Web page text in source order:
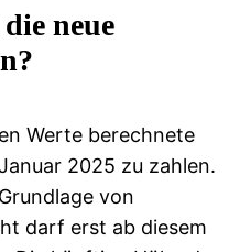
neue
Werte berechnete
2025 zu zahlen.
von
darf erst ab diesem